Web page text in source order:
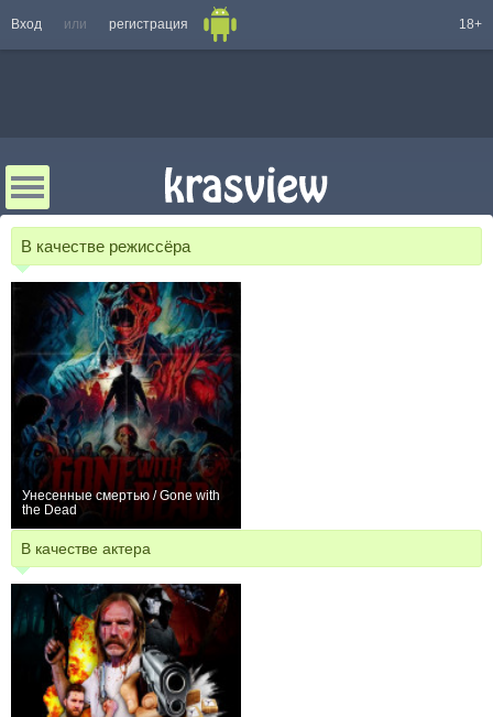
Вход или регистрация 18+
В качестве режиссёра
Унесенные смертью / Gone with
the Dead
В качестве актера